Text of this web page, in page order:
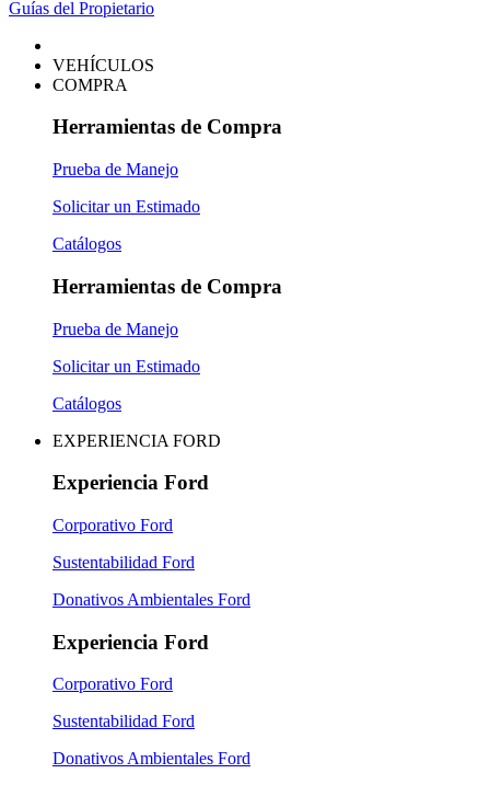
Guías del Propietario
VEHÍCULOS
COMPRA
Herramientas de Compra
Prueba de Manejo
Solicitar un Estimado
Catálogos
Herramientas de Compra
Prueba de Manejo
Solicitar un Estimado
Catálogos
EXPERIENCIA FORD
Experiencia Ford
Corporativo Ford
Sustentabilidad Ford
Donativos Ambientales Ford
Experiencia Ford
Corporativo Ford
Sustentabilidad Ford
Donativos Ambientales Ford